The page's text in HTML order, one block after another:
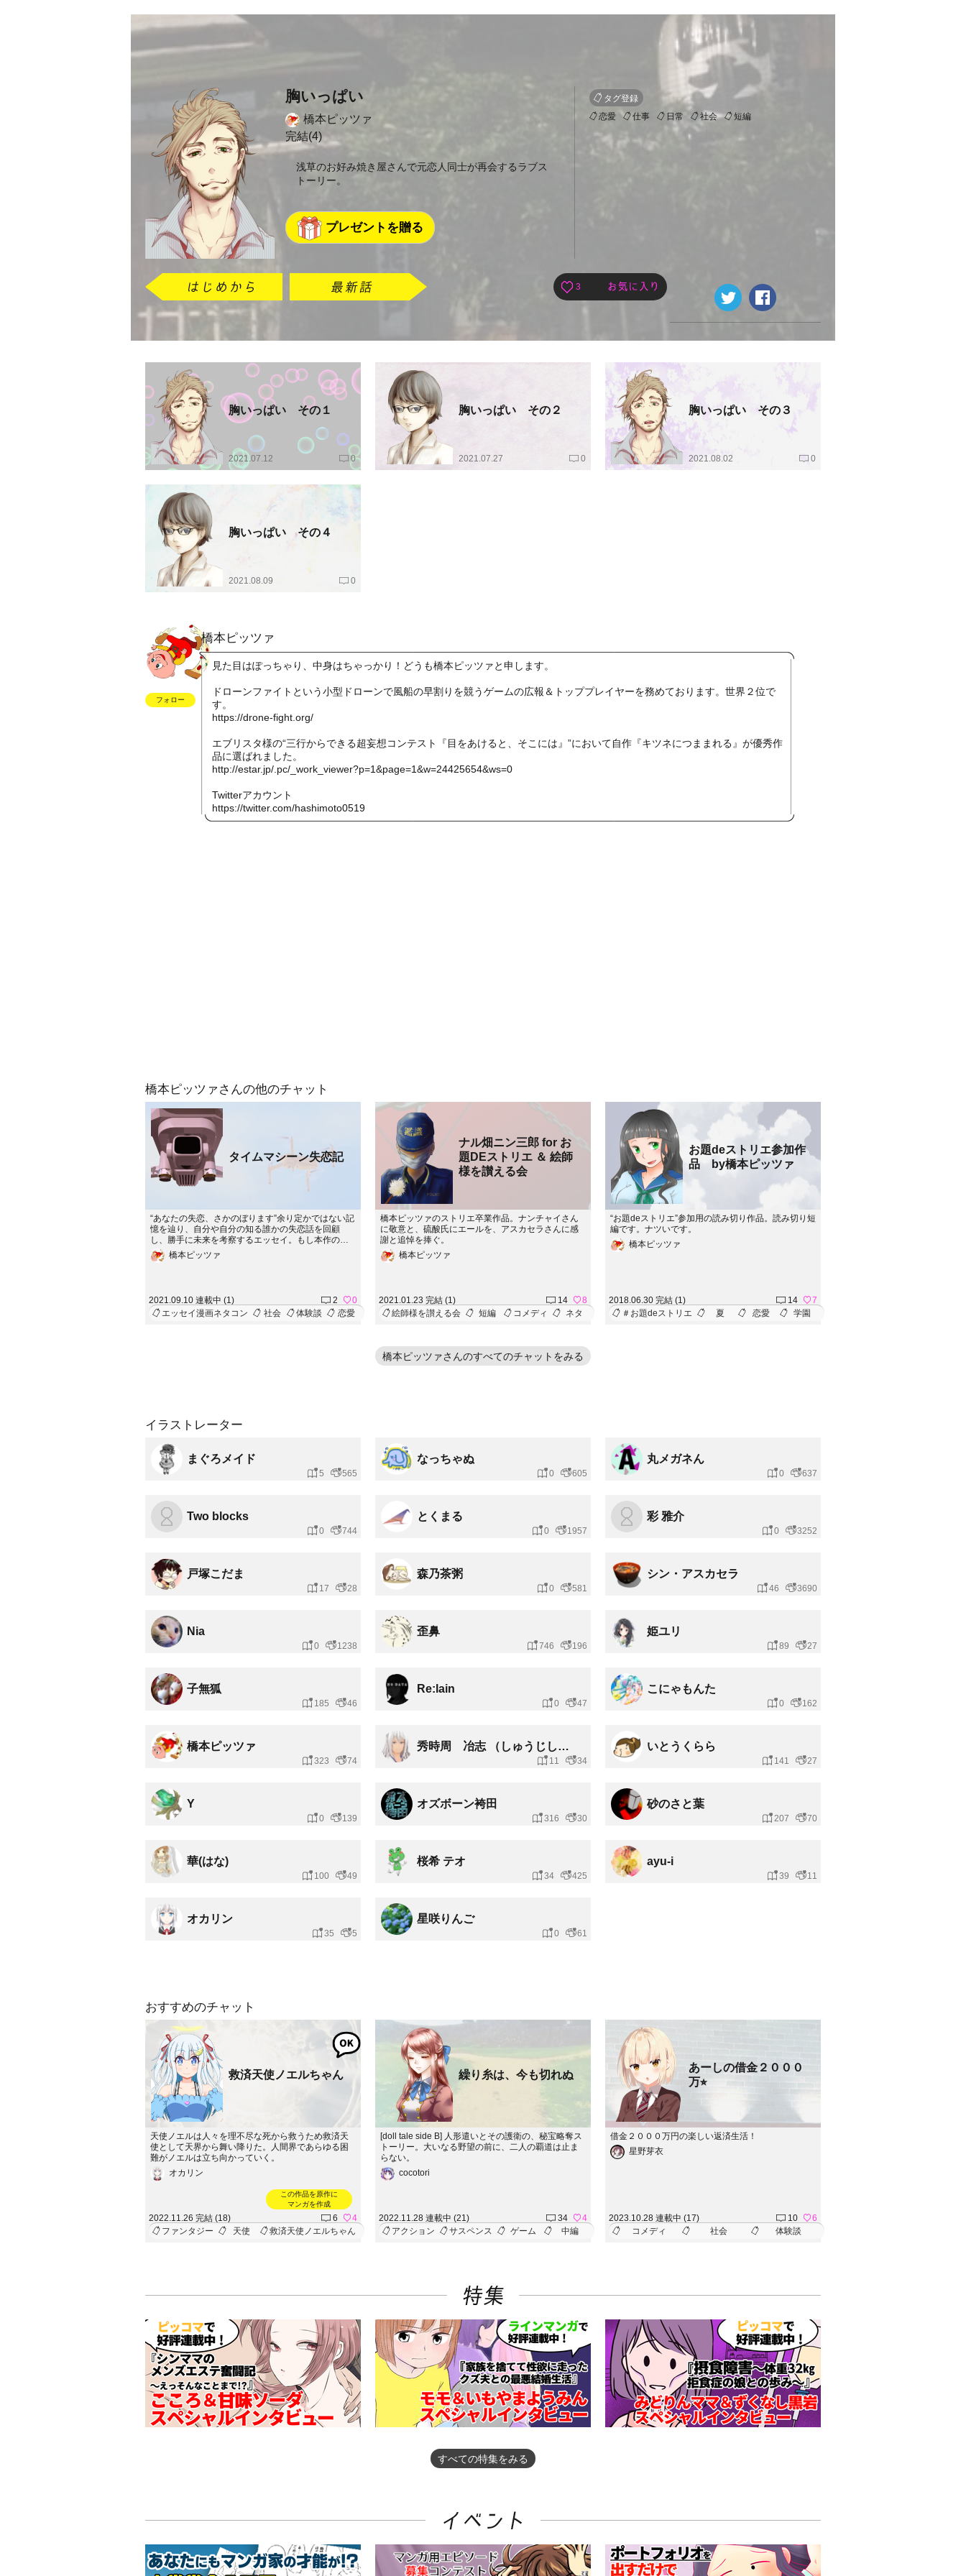
胸いっぱい
橋本ピッツァ
完結(4)
浅草のお好み焼き屋さんで元恋人同士が再会するラブス
トーリー。
プレゼントを贈る
タグ登録
恋愛
仕事 日常 社会 短編
3
胸いっぱい その１
2021.07.12 0
胸いっぱい その２
2021.07.27 0
胸いっぱい その３
2021.08.02 0
胸いっぱい その４
2021.08.09 0
フォロー
橋本ピッツァ
見た目はぽっちゃり、中身はちゃっかり！どうも橋本ピッツァと申します。
ドローンファイトという小型ドローンで風船の早割りを競うゲームの広報＆トッププレイヤーを務めております。世界２位で
す。
https://drone-fight.org/
エブリスタ様の“三行からできる超妄想コンテスト『目をあけると、そこには』”において自作『キツネにつままれる』が優秀作
品に選ばれました。
http://estar.jp/.pc/_work_viewer?p=1&page=1&w=24425654&ws=0
Twitterアカウント
https://twitter.com/hashimoto0519
橋本ピッツァさんの他のチャット
タイムマシーン失恋記
“あなたの失恋、さかのぼります”余り定かではない記
憶を辿り、自分や自分の知る誰かの失恋話を回顧
し、勝手に未来を考察するエッセイ。もし本作のス
タイルを気に入って頂けたら、エピソードコメント
にあなたがタイムスリップしてほしい失恋エピソー
橋本ピッツァ
2021.09.10 連載中 (1) 2
0
エッセイ漫画ネタコン
社会 体験談 恋愛
ナル畑ニン三郎 for お
題DEストリエ ＆ 絵師
様を讃える会
橋本ピッツァのストリエ卒業作品。ナンチャイさん
に敬意と、硫酸氏にエールを、アスカセラさんに感
謝と追悼を捧ぐ。
橋本ピッツァ
2021.01.23 完結 (1) 14
8
絵師様を讃える会
短編 コメディ ネタ
お題deストリエ参加作
品 by橋本ピッツァ
“お題deストリエ”参加用の読み切り作品。読み切り短
編です。ナツいです。
橋本ピッツァ
2018.06.30 完結 (1) 14
7
＃お題deストリエ
夏 恋愛 学園
橋本ピッツァさんのすべてのチャットをみる
イラストレーター
まぐろメイド
5 565
なっちゃぬ
0 605
丸メガネん
0 637
Two blocks
0 744
とくまる
0 1957
彩 雅介
0 3252
戸塚こだま
17 28
森乃茶粥
0 581
シン・アスカセラ
46 3690
Nia
0 1238
歪鼻
746 196
姫ユリ
89 27
子無狐
185 46
Re:lain
0 47
こにゃもんた
0 162
橋本ピッツァ
323 74
秀時周 冶志 （しゅうじしゅうじしるす）
11 34
いとうくらら
141 27
Y
0 139
オズボーン袴田
316 30
砂のさと葉
207 70
華(はな)
100 49
桜希 テオ
34 425
ayu-i
39 11
オカリン
35 5
星咲りんご
0 61
おすすめのチャット
救済天使ノエルちゃん
天使ノエルは人々を理不尽な死から救うため救済天
使として天界から舞い降りた。人間界であらゆる困
難がノエルは立ち向かっていく。
オカリン
この作品を原作に
マンガを作成
2022.11.26 完結 (18) 6
4
ファンタジー
天使 救済天使ノエルちゃん
繰り糸は、今も切れぬ
[doll tale side B] 人形遣いとその護衛の、秘宝略奪ス
トーリー。大いなる野望の前に、二人の覇道は止ま
らない。
cocotori
2022.11.28 連載中 (21) 34
4
アクション
サスペンス ゲーム 中編
あーしの借金２０００
万⭐︎
借金２０００万円の楽しい返済生活！
星野芽衣
2023.10.28 連載中 (17) 10
6
コメディ
社会 体験談
すべての特集をみる